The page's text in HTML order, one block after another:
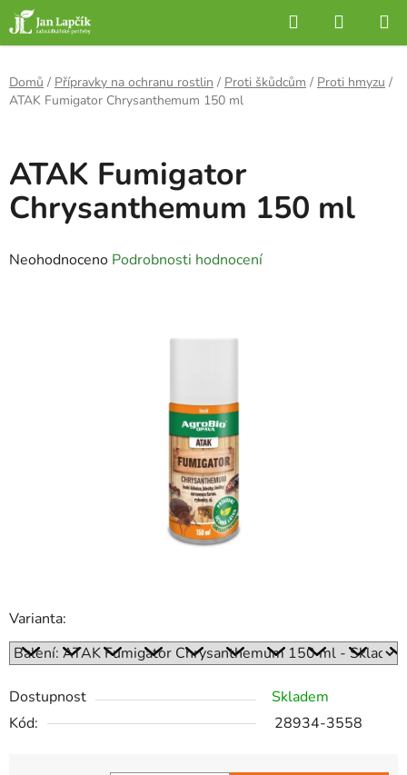
Přejít
na
obsah
Hledat
KOŠÍK
Domů / Přípravky na ochranu rostlin / Proti škůdcům / Proti hmyzu /
ATAK Fumigator Chrysanthemum 150 ml
Varianta:
Dostupnost
Skladem
Kód:
28934-3558
ATAK Fumigator
Chrysanthemum 150 ml
Průměrné
Neohodnoceno Podrobnosti hodnocení